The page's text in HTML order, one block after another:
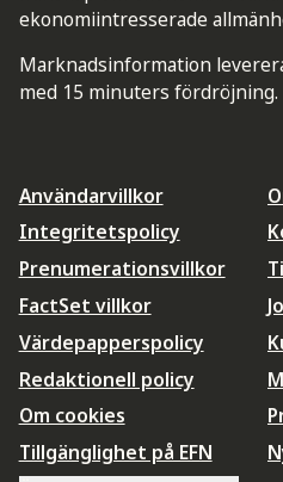
ekonomiintresserade
Marknadsinformation
med 15 minuters fördröjning.
Användarvillkor
Integritetspolicy
Prenumerationsvillkor
FactSet villkor
Värdepapperspolicy
Redaktionell policy
Om cookies
Tillgänglighet på EFN